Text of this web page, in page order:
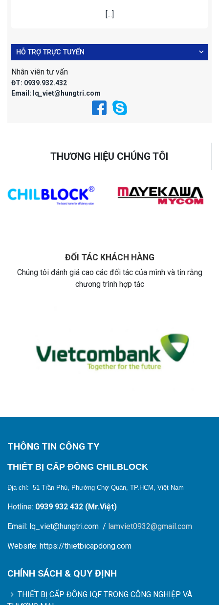
[...]
HỖ TRỢ TRỰC TUYẾN
Nhân viên tư vấn
ĐT: 0939.932.432
Email: lq_viet@hungtri.com
THƯƠNG HIỆU CHÚNG TÔI
ĐỐI TÁC KHÁCH HÀNG
Chúng tôi đánh giá cao các đối tác của mình và tin rằng
chương trình hợp tác
THÔNG TIN CÔNG TY
THIẾT BỊ CẤP ĐÔNG CHILBLOCK
Địa chỉ: 51 Trần Phú, Phường Chợ Quán, TP.HCM, Việt Nam
Hotline: 0939 932 432 (Mr.Việt)
Email: lq_viet@hungtri.com / lamviet0932@gmail.com
Website: https://thietbicapdong.com
CHÍNH SÁCH & QUY ĐỊNH
THIẾT BỊ CẤP ĐÔNG IQF TRONG CÔNG NGHIỆP VÀ